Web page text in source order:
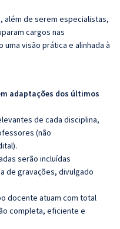
além de serem especialistas,
cargos nas
uma visão prática e alinhada à
adaptações dos últimos
de cada disciplina,
(não
serão incluídas
de gravações, divulgado
docente atuam com total
completa, eficiente e